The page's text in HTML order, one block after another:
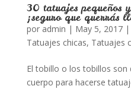
30 tatuajes pequeños
¡seguro que querrás
por admin | May 5, 2017|
Tatuajes chicas, Tatuajes
El tobillo o los tobillos son
cuerpo para hacerse